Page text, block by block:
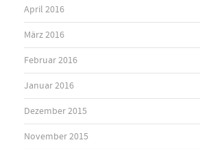
April 2016
März 2016
Februar 2016
Januar 2016
Dezember 2015
November 2015